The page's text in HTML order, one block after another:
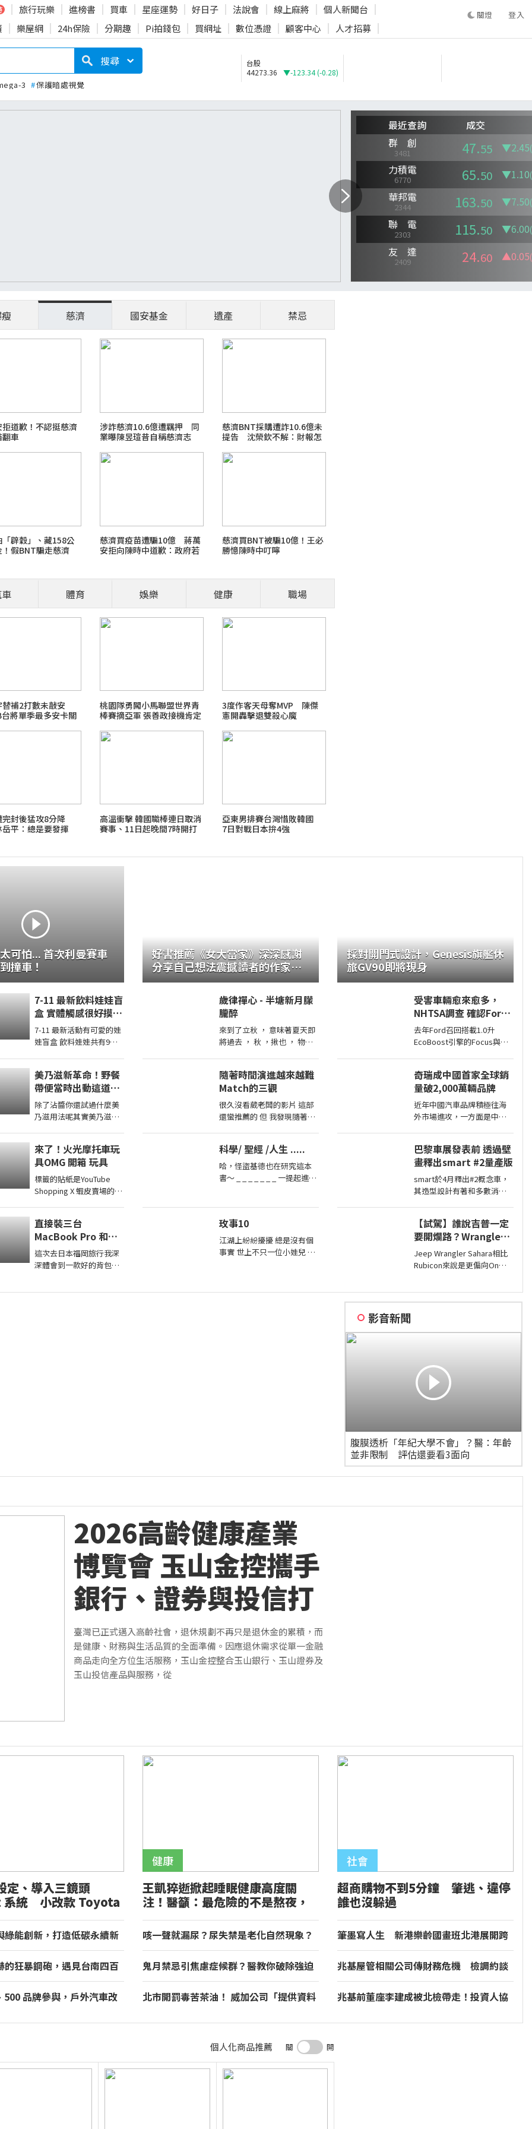
旅行玩樂 進榜書 買車 星座運勢 好日子 法說會 線上麻將
個人新聞台
樂屋網 24h保險 分期趣 Pi拍錢包 買網址 數位憑證 顧客中心 人才招募
登入
登入
搜尋
3 #保護暗處視覺
台股
44273.36
▼-123.34 (-0.28)
職場菜鳥生存
2026 FIFA世界盃足球賽
最新霸凌新聞事件！零容忍
慈濟 國安基金 遺產 禁忌
道歉！不認挺慈濟
車
涉詐慈濟10.6億遭羈押 同
業曝陳昱瑄昔自稱慈濟志
慈濟BNT採購遭詐10.6億未
提告 沈榮欽不解：財報怎
辟穀」、藏158公
假BNT騙走慈濟
豪宅地下室竟挖出
慈濟買疫苗遭騙10億 蔣萬
安拒向陳時中道歉：政府若
慈濟買BNT被騙10億！王必
勝憶陳時中叮嚀
體育 娛樂 健康 職場
替補2打數未敲安
將單季最多安卡關
桃園隊勇闖小馬聯盟世界青
棒賽摘亞軍 張善政接機肯定
3度作客天母奪MVP 陳傑
憲開轟擊退雙殺心魔
封後猛攻8分降
平：總是要發揮
高溫衝擊 韓國職棒連日取消
賽事、11日起晚間7時開打
亞東男排賽台灣惜敗韓國
7日對戰日本拚4強
可怕... 首次利曼賽車
撞車！
7-11 最新飲料娃娃盲
盒 實體觸感很好摸你
想抽中哪一款
7-11 最新活動有可愛的娃
娃盲盒 飲料娃娃共有9款
的，大尺寸吊環掛在包包
...
美乃滋新革命！野餐
帶便當時出動這道，
保證小孩都超愛 日本
男子的家庭料理
除了沾醬你還試過什麼美
乃滋用法呢其實美乃滋炒
用蝦仁，改成 ...
來了！火光摩托車玩
具OMG 開箱 玩具
標籤的貼紙是YouTube
Shopping X 蝦皮賣場的商
官方認證賣家不一定都是
我購買 ...
直接裝三台
MacBook Pro 和
iPad Pro 都可以！最
強電腦包 STM DUX
媽媽包使用裝尿布
這次去日本福岡旅行我深
深體會到一款好的背包能
好書推薦《女大當家》深深感謝
分享自己想法震撼讀者的作家，
讓我看到不同樣貌的家庭！
歲律禪心 - 半塘新月朦
朧醉
來到了立秋 ， 意味著夏天即
將過去 ， 秋 ，揪也 ， 物於
隨著時間演進越來越難
Match的三觀
很久沒看葳老闆的影片 這部
還蠻推薦的 但 我發現隨著時
對象 連朋友都超
科學/ 聖經 /人生 .....
哈，怪盜基德也在研究這本
書～ _ _ _ _ _ _ _ 一提起進化
玫事10
江湖上紛紛擾擾 總是沒有個
事實 世上不只一位小娃兒 人
採對開門式設計，Genesis旗艦休
旅GV90即將現身
受害車輛愈來愈多，
NHTSA調查 確認Ford
1.0升EcoBoost引擎正
時皮帶會產生碎屑導致
去年Ford召回搭載1.0升
EcoBoost引擎的Focus與
進入調查，之後甚至還擴大
範圍和技術工程分析，如今
則確認原因了。
奇瑞成中國首家全球銷
量破2,000萬輛品牌
近年中國汽車品牌積極往海
外市場進攻，一方面是中國
宣布全球累積銷量突破2,000
萬輛，也是第一家達此成績
的中國汽車品牌。
巴黎車展發表前 透過壁
畫釋出smart #2量產版
smart於4月釋出#2概念車，
其造型設計有著和多數消費
亮相，近日smart就透過壁畫
公布#2量產版樣貌。
【試駕】誰說吉普一定
要開爛路？Wrangler
Sahara開在平路一樣
順！
Jeep Wrangler Sahara相比
Rubicon來說是更偏向On
但這不表示Sahara的越野能
通過，但就跟標題講的一
影音新聞
腹膜透析「年紀大學不會」？醫：年齡
並非限制 評估還要看3面向
2026高齡健康產業
博覽會 玉山金控攜手
銀行、證券與投信打
造樂齡金融生態
臺灣已正式邁入高齡社會，退休規劃不再只是退休金的累積，而
是健康、財務與生活品質的全面準備。因應退休需求從單一金融
商品走向全方位生活服務，玉山金控整合玉山銀行、玉山證券及
玉山投信產品與服務，從
定、導入三鏡頭
系統 小改款 Toyota
登場
綠能創新，打造低碳永續新
的狂暴鋼砲，遇見台南四百
500 品牌參與，戶外汽車改
王凱猝逝掀起睡眠健康高度關
注！醫籲：最危險的不是熬夜，
而是「這個」錯覺
咳一聲就漏尿？尿失禁是老化自然現象？
鬼月禁忌引焦慮症候群？醫教你破除強迫
北市開罰毒苦茶油！ 威加公司「提供資料
超商購物不到5分鐘 肇逃、違停
誰也沒躲過
筆墨寫人生 新港樂齡國畫班北港展開跨
兆基屋管相關公司傳財務危機 檢調約談
兆基前董座李建成被北檢帶走！投資人協
個人化商品推薦 關 開